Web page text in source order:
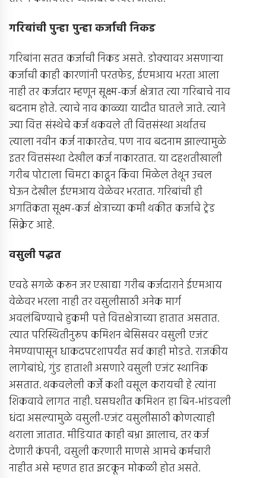
गरिबांची पुन्हा पुन्हा कर्जाची निकड
गरिबांना सतत कर्जाची निकड असते. डोक्यावर असणार्‍या
कर्जाची काही कारणांनी परतफेड, ईएमआय भरता आला
नाही तर कर्जदार म्हणून सूक्ष्म-कर्ज क्षेत्रात त्या गरिबाचे नाव
बदनाम होते. त्याचे नाव काळ्या यादीत घातले जाते. त्याने
ज्या वित्त संस्थेचे कर्ज थकवले ती वित्तसंस्था अर्थातच
त्याला नवीन कर्ज नाकारतेच. पण नाव बदनाम झाल्यामुळे
इतर वित्तसंस्था देखील कर्ज नाकारतात. या दहशतीखाली
गरीब पोटाला चिमटा काढून किंवा मिळेल तेथून उचल
घेऊन देखील ईएमआय वेळेवर भरतात. गरिबांची ही
अगतिकता सूक्ष्म-कर्ज क्षेत्राच्या कमी थकीत कर्जाचे ट्रेड
सिक्रेट आहे.
वसुली पद्धत
एवढे सगळे करून जर एखाद्या गरीब कर्जदाराने ईएमआय
वेळेवर भरला नाही तर वसुलीसाठी अनेक मार्ग
अवलंबिण्याचे हुकमी पत्ते वित्तक्षेत्राच्या हातात असतात.
त्यात परिस्थितीनुरूप कमिशन बेसिसवर वसुली एजंट
नेमण्यापासून धाकदपटशापर्यंत सर्व काही मोडते. राजकीय
लागेबांधे, गुंड हाताशी असणारे वसुली एजंट स्थानिक
असतात. थकवलेली कर्जे कशी वसूल करायची हे त्यांना
शिकवावे लागत नाही. घसघशीत कमिशन हा बिन-भांडवली
धंदा असल्यामुळे वसुली-एजंट वसुलीसाठी कोणत्याही
थराला जातात. मीडियात काही बभ्रा झालाच, तर कर्ज
देणारी कंपनी, वसुली करणारी माणसे आमचे कर्मचारी
नाहीत असे म्हणत हात झटकून मोकळी होत असते.